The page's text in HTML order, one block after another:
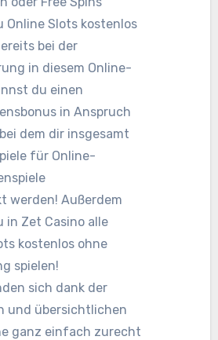
Online Slots kostenlos
bei der
in diesem Online-
du einen
in Anspruch
dem dir insgesamt
für Online-
werden! Außerdem
in Zet Casino alle
kostenlos ohne
spielen!
sich dank der
und übersichtlichen
ganz einfach zurecht